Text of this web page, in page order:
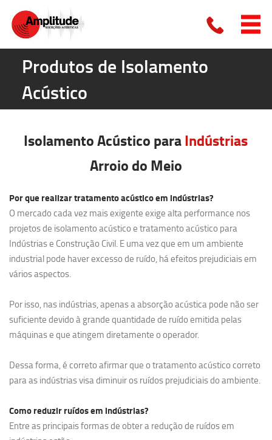
Produtos de Isolamento
Acústico
Isolamento Acústico paraIndústrias
Arroio do Meio
Por que realizar tratamento acústico em indústrias?
O mercado cada vez mais exigente exige alta performance nos
projetos de isolamento acústico e tratamento acústico para
Indústrias e Construção Civil. E uma vez que em um ambiente
industrial pode haver excesso de ruído, há efeitos prejudiciais em
vários aspectos.
Por isso, nas indústrias, apenas a absorção acústica pode não ser
suficiente devido à grande quantidade de ruído emitida pelas
máquinas e que atingem diretamente o operador.
Dessa forma, é correto afirmar que o tratamento acústico correto
para as indústrias visa diminuir os ruídos prejudiciais do ambiente.
Como reduzir ruídos em indústrias?
Entre as principais formas de obter a redução de ruídos em